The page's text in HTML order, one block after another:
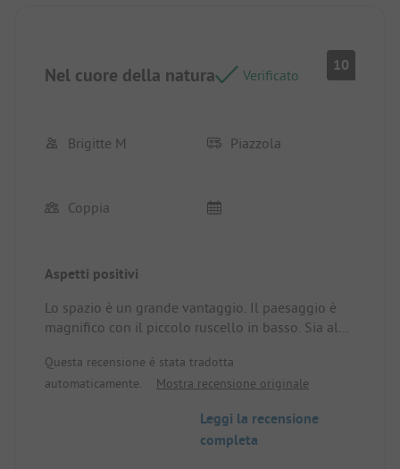
Nel cuore della natura Verificato
10
Brigitte M Piazzola
Coppia
Aspetti positivi
Lo spazio è un grande vantaggio. Il paesaggio è
magnifico con il piccolo ruscello in basso. Sia al
per i cani. Posizione / Sistemazione in affitto:
Alcuni posti richiedono che il cavo elettrico
Questa recensione è stata tradotta
automaticamente.
Mostra recensione originale
Leggi la recensione
completa